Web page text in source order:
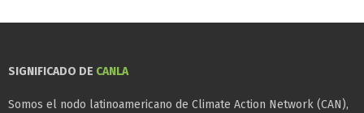
SIGNIFICADO DE CANLA
Somos el nodo latinoamericano de Climate Action Network (CAN),